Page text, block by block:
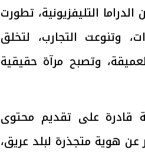
وأكثر من 65 عامًا من الدراما التليفزيونية، تطورت
وتنوعت التجارب، لتخلق
وتصبح مرآة حقيقية
قادرة على تقديم محتوى
عن هوية متجذرة لبلد عريق،